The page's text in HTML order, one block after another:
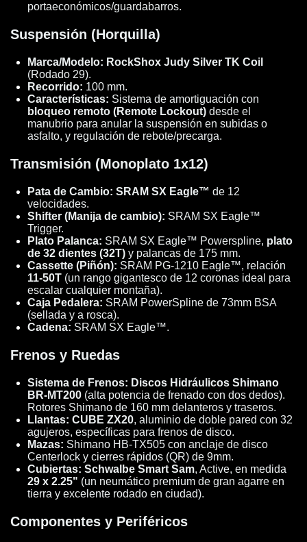
portaeconómicos/guardabarros.
Suspensión (Horquilla)
Marca/Modelo: RockShox Judy Silver TK Coil
(Rodado 29).
Recorrido: 100 mm.
Características: Sistema de amortiguación con
bloqueo remoto (Remote Lockout) desde el
manubrio para anular la suspensión en subidas o
asfalto, y regulación de rebote/precarga.
Transmisión (Monoplato 1x12)
Pata de Cambio: SRAM SX Eagle™ de 12
velocidades.
Shifter (Manija de cambio): SRAM SX Eagle™
Trigger.
Plato Palanca: SRAM SX Eagle™ Powerspline, plato
de 32 dientes (32T) y palancas de 175 mm.
Cassette (Piñón): SRAM PG-1210 Eagle™, relación
11-50T (un rango gigantesco de 12 coronas ideal para
escalar cualquier montaña).
Caja Pedalera: SRAM PowerSpline de 73mm BSA
(sellada y a rosca).
Cadena: SRAM SX Eagle™.
Frenos y Ruedas
Sistema de Frenos: Discos Hidráulicos Shimano
BR-MT200 (alta potencia de frenado con dos dedos).
Rotores Shimano de 160 mm delanteros y traseros.
Llantas: CUBE ZX20, aluminio de doble pared con 32
agujeros, específicas para frenos de disco.
Mazas: Shimano HB-TX505 con anclaje de disco
Centerlock y cierres rápidos (QR) de 9mm.
Cubiertas: Schwalbe Smart Sam, Active, en medida
29 x 2.25" (un neumático premium de gran agarre en
tierra y excelente rodado en ciudad).
Componentes y Periféricos